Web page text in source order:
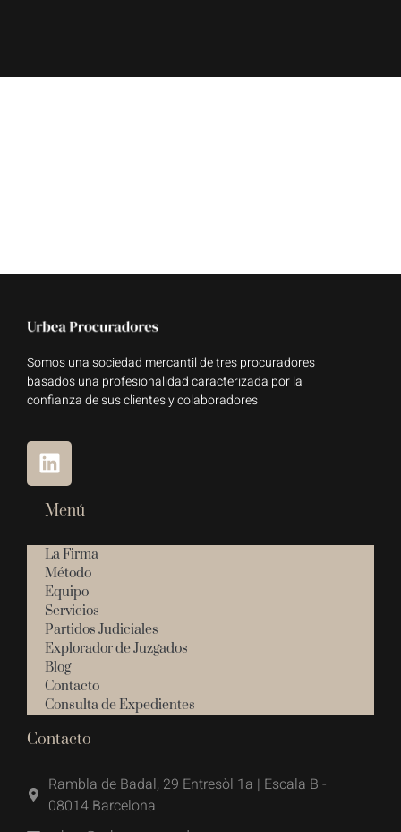
Somos una sociedad mercantil de tres procuradores
basados una profesionalidad caracterizada por la
confianza de sus clientes y colaboradores
Menú
La Firma
Método
Equipo
Servicios
Partidos Judiciales
Explorador de Juzgados
Blog
Contacto
Consulta de Expedientes
Contacto
Rambla de Badal, 29 Entresòl 1a | Escala B -
08014 Barcelona